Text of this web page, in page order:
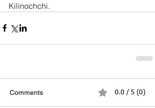
Kilinochchi.
Comments 0.0 / 5 (0)